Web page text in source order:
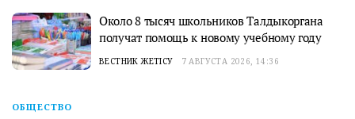
Около 8 тысяч школьников Талдыкоргана
получат помощь к новому учебному году
ВЕСТНИК ЖЕТІСУ 7 АВГУСТА 2026, 14:36
ОБЩЕСТВО